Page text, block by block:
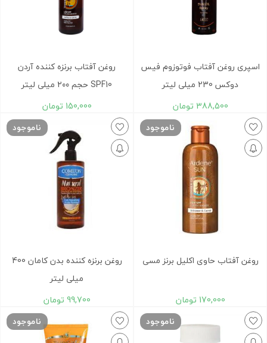
اسپری روغن آفتاب فوتوزوم فیس
دوکس 230 میلی لیتر
388,500 تومان
روغن آفتاب برنزه کننده آردن
SPF10 حجم ۲۰۰ میلی لیتر
150,000 تومان
ناموجود
روغن آفتاب حاوی اکلیل برنز مسی
170,000 تومان
ناموجود
روغن برنزه کننده بدن کامان 400
میلی لیتر
99,700 تومان
ناموجود ناموجود